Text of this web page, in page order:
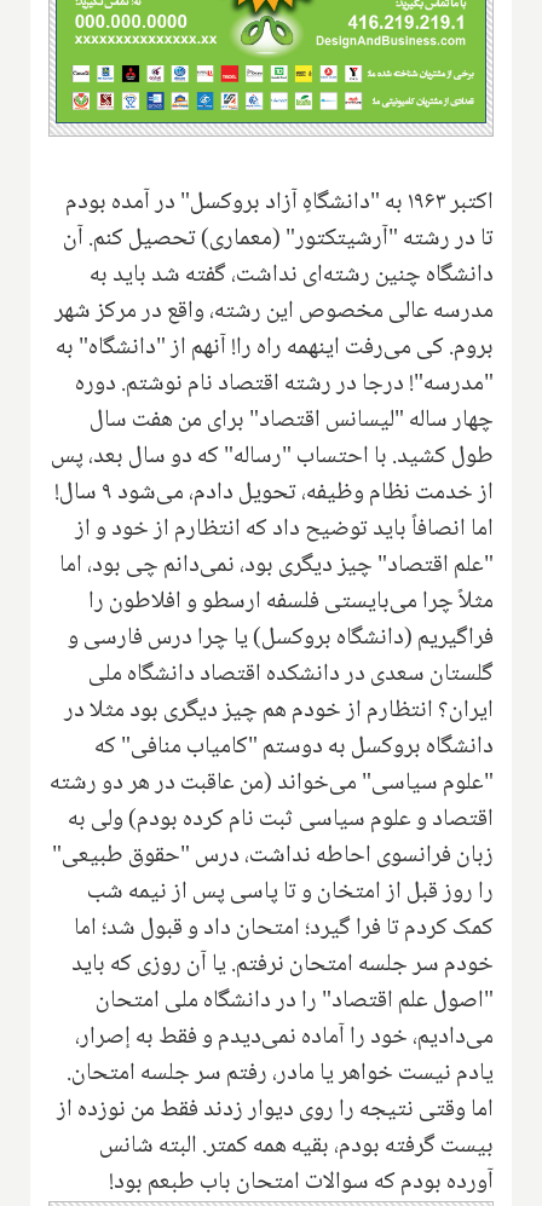
اکتبر ۱۹۶۳ به "دانشگاهٍ آزاد بروکسل" در آمده بودم
تا در رشته "آرشیتکتور" (معماری) تحصیل کنم. آن
دانشگاه چنین رشته‌ای نداشت، گفته شد باید به
مدرسه عالی مخصوص این رشته، واقع در مرکز شهر
بروم. کی می‌رفت اینهمه راه را! آنهم از "دانشگاه" به
"مدرسه"! درجا در رشته اقتصاد نام نوشتم. دوره
چهار ساله "لیسانس اقتصاد" برای من هفت سال
طول کشید. با احتساب "رساله" که دو سال بعد، پس
از خدمت نظام وظیفه، تحویل دادم، می‌شود ۹ سال!
اما انصافاً باید توضیح داد که انتظارم از خود و از
"علم اقتصاد" چیز دیگری بود، نمی‌دانم چی بود، اما
مثلاً چرا می‌بایستی فلسفه ارسطو و افلاطون را
فراگیریم (دانشگاه بروکسل) یا چرا درس فارسی و
گلستان سعدی در دانشکده اقتصاد دانشگاه ملی
ایران‌؟ انتظارم از خودم هم چیز دیگری بود مثلا در
دانشگاه بروکسل به دوستم "کامیاب منافی" که
"علوم سیاسی" می‌خواند (من عاقبت در هر دو رشته
اقتصاد و علوم سیاسی ثبت نام کرده بودم) ولی به
زبان فرانسوی احاطه نداشت، درس "حقوق طبیعی"
را روز قبل از امتخان و تا پاسی پس از نیمه شب
کمک کردم تا فرا گیرد؛ امتحان داد و قبول شد؛ اما
خودم سر جلسه امتحان نرفتم. یا آن روزی که باید
"اصول علم اقتصاد" را در دانشگاه ملی امتحان
می‌دادیم، خود را آماده نمی‌دیدم و فقط به إصرار،
یادم نیست خواهر یا مادر، رفتم سر جلسه امتحان.
اما وقتی نتیجه را روی دیوار زدند فقط من نوزده از
بیست گرفته بودم، بقیه همه کمتر. البته شانس
آورده بودم که سوالات امتحان باب طبعم بود!